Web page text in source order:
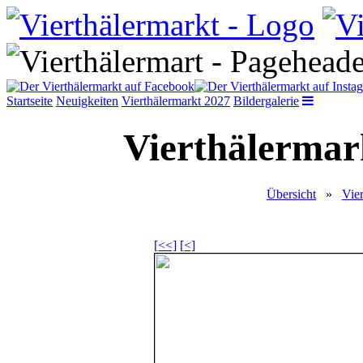
Startseite Neuigkeiten Vierthälermarkt 2027 Bildergalerie
Übersicht »
[<<] [<]